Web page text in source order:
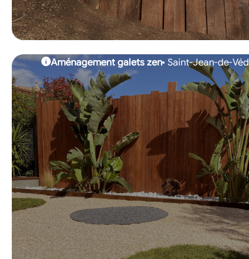
Aménagement galets zen Saint-Jean-de-